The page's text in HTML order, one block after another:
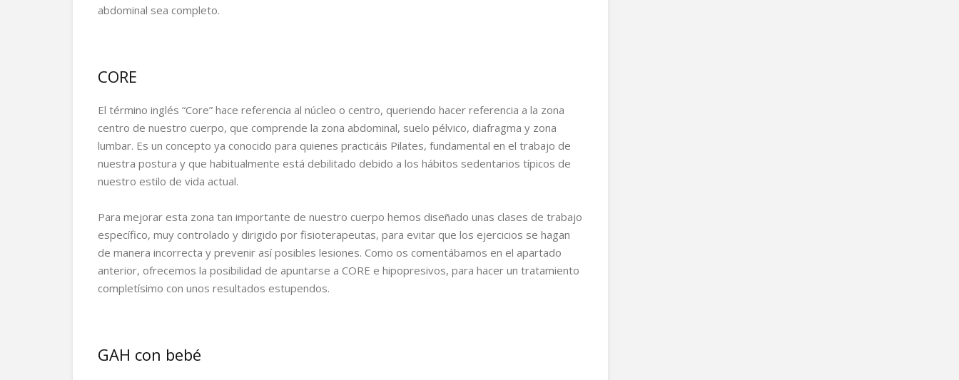
abdominal sea completo.
CORE
El término inglés “Core” hace referencia al núcleo o centro, queriendo hacer referencia a la zona
centro de nuestro cuerpo, que comprende la zona abdominal, suelo pélvico, diafragma y zona
lumbar. Es un concepto ya conocido para quienes practicáis Pilates, fundamental en el trabajo de
nuestra postura y que habitualmente está debilitado debido a los hábitos sedentarios típicos de
nuestro estilo de vida actual.
Para mejorar esta zona tan importante de nuestro cuerpo hemos diseñado unas clases de trabajo
específico, muy controlado y dirigido por fisioterapeutas, para evitar que los ejercicios se hagan
de manera incorrecta y prevenir así posibles lesiones. Como os comentábamos en el apartado
anterior, ofrecemos la posibilidad de apuntarse a CORE e hipopresivos, para hacer un tratamiento
completísimo con unos resultados estupendos.
GAH con bebé